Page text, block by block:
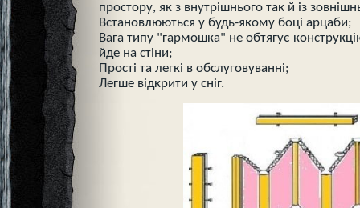
простору, як з внутрішнього так й із
Встановлюються у будь-якому боці арцаби;
Вага типу "гармошка" не обтягує
йде на стіни;
Прості та легкі в обслуговуванні;
Легше відкрити у сніг.